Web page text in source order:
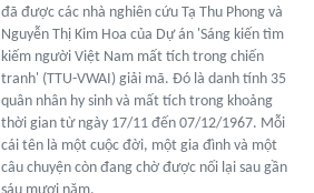
đã được các nhà nghiên cứu Tạ Thu Phong và
Nguyễn Thị Kim Hoa của Dự án 'Sáng kiến tìm
kiếm người Việt Nam mất tích trong chiến
tranh' (TTU-VWAI) giải mã. Đó là danh tính 35
quân nhân hy sinh và mất tích trong khoảng
thời gian từ ngày 17/11 đến 07/12/1967. Mỗi
cái tên là một cuộc đời, một gia đình và một
câu chuyện còn đang chờ được nối lại sau gần
sáu mươi năm.